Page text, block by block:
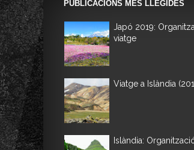
PUBLICACIONS MÉS LLEGIDES
Japó 2019:
viatge
Viatge a Islàndia
Islàndia: